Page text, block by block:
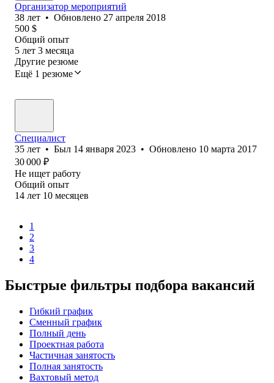
Организатор мероприятий
38 лет • Обновлено 27 апреля 2018
500 $
Общий опыт
5 лет 3 месяца
Другие резюме
Ещё 1 резюме
Специалист
35 лет • Был 14 января 2023 • Обновлено 10 марта 2017
30 000 ₽
Не ищет работу
Общий опыт
14 лет 10 месяцев
1
2
3
4
Быстрые фильтры подбора вакансий
Гибкий график
Сменный график
Полный день
Проектная работа
Частичная занятость
Полная занятость
Вахтовый метод